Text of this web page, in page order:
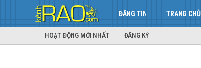
ĐĂNG TIN TRANG CHỦ
HOẠT ĐỘNG MỚI NHẤT ĐĂNG KÝ